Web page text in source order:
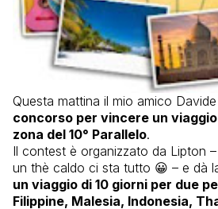
Questa mattina il mio amico
concorso per vincere un
zona del 10° Parallelo.
Il contest è organizzato da Lipton
un thè caldo ci sta tutto 😀 – e dà
un viaggio di 10 giorni per due
Filippine, Malesia, Indonesia,